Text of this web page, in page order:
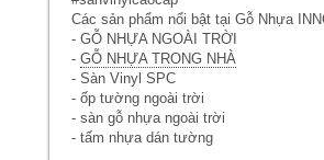
Các sản phẩm nổi bật tại Gỗ Nhựa
- GỖ NHỰA NGOÀI TRỜI
- GỖ NHỰA TRONG NHÀ
- Sàn Vinyl SPC
- ốp tường ngoài trời
- sàn gỗ nhựa ngoài trời
- tấm nhựa dán tường